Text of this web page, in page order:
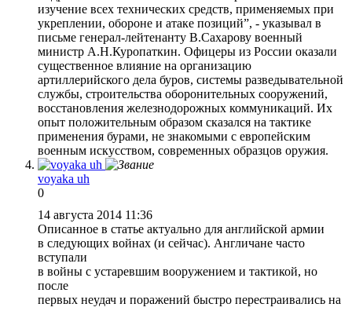
изучение всех технических средств, применяемых при
укреплении, обороне и атаке позиций”, - указывал в
письме генерал-лейтенанту В.Сахарову военный
министр А.Н.Куропаткин. Офицеры из России оказали
существенное влияние на организацию
артиллерийского дела буров, системы разведывательной
службы, строительства оборонительных сооружений,
восстановления железнодорожных коммуникаций. Их
опыт положительным образом сказался на тактике
применения бурами, не знакомыми с европейским
военным искусством, современных образцов оружия.
voyaka uh
0
14 августа 2014 11:36
Описанное в статье актуально для английской армии
в следующих войнах (и сейчас). Англичане часто
вступали
в войны с устаревшим вооружением и тактикой, но
после
первых неудач и поражений быстро перестраивались на